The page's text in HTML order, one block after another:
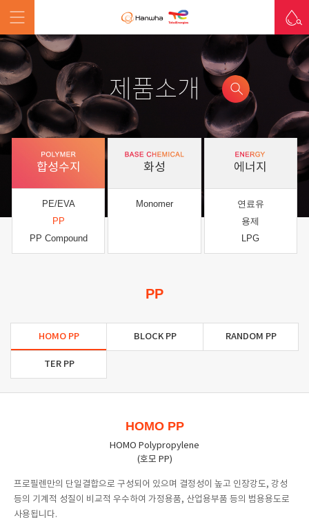
제품소개
합성수지
PE/EVA
PP
PP Compound
화성
Monomer
에너지
연료유
용제
LPG
PP
HOMO PP BLOCK PP RANDOM PP
TER PP
HOMO PP
HOMO Polypropylene
(호모 PP)
프로필렌만의 단일결합으로 구성되어 있으며 결정성이 높고 인장강도, 강성
등의 기계적 성질이 비교적 우수하여 가정용품, 산업용부품 등의 범용용도로
사용됩니다.